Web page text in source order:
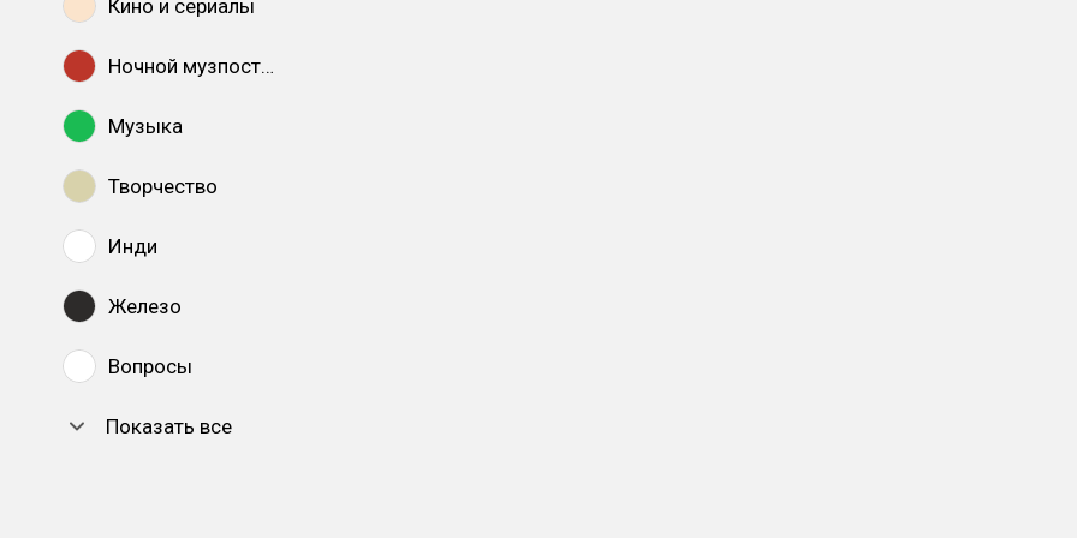
Кино и сериалы
Ночной музпостинг
Музыка
Творчество
Инди
Железо
Вопросы
Показать все